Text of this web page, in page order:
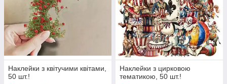
Наклейки з квітучими квітами,
50 шт.!
Наклейки з цирковою
тематикою, 50 шт.!